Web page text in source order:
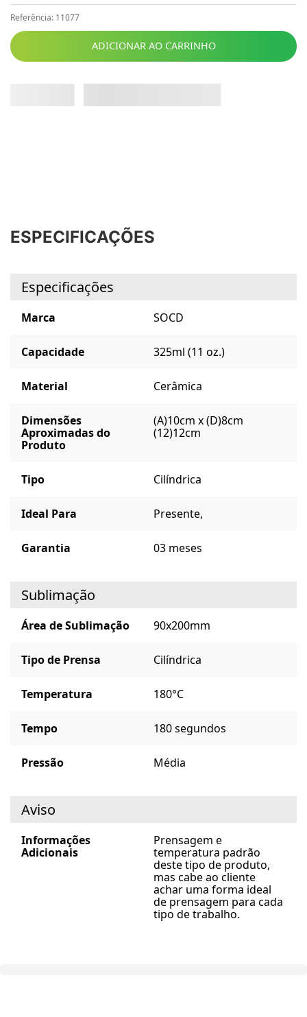
Referência: 11077
ADICIONAR AO CARRINHO
ESPECIFICAÇÕES
Especificações
Marca SOCD
Capacidade 325ml (11 oz.)
Material Cerâmica
Dimensões
Aproximadas do
Produto
(A)10cm x (D)8cm
(12)12cm
Tipo Cilíndrica
Ideal Para Presente,
Garantia 03 meses
Sublimação
Área de Sublimação 90x200mm
Tipo de Prensa Cilíndrica
Temperatura 180°C
Tempo 180 segundos
Pressão Média
Aviso
Informações
Adicionais
Prensagem e
temperatura padrão
deste tipo de produto,
mas cabe ao cliente
achar uma forma ideal
de prensagem para cada
tipo de trabalho.